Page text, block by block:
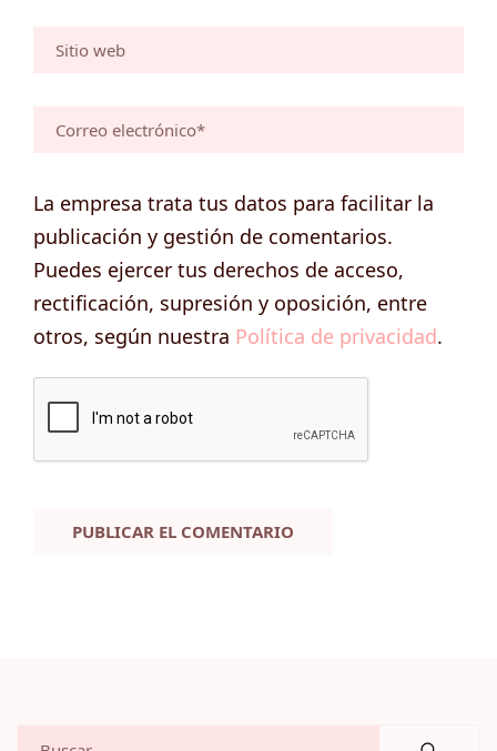
La empresa trata tus datos para facilitar la
publicación y gestión de comentarios.
Puedes ejercer tus derechos de acceso,
rectificación, supresión y oposición, entre
otros, según nuestra Política de privacidad.